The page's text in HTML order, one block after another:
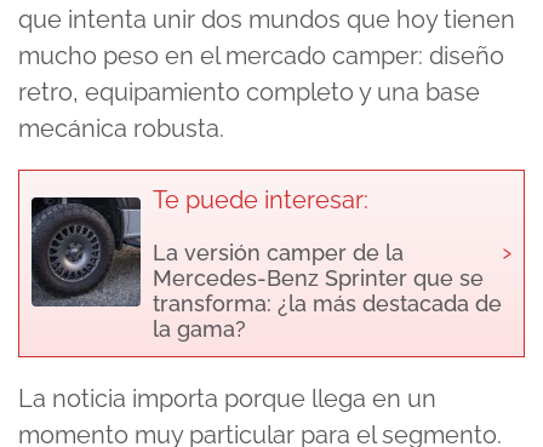
que intenta unir dos mundos que hoy tienen
mucho peso en el mercado camper: diseño
retro, equipamiento completo y una base
mecánica robusta.
Te puede interesar:
La versión camper de la
Mercedes-Benz Sprinter que se
transforma: ¿la más destacada de
la gama?
›
La noticia importa porque llega en un
momento muy particular para el segmento.